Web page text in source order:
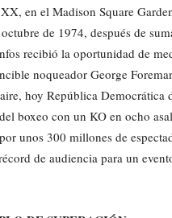
en el Madison Square
de 1974, después de
recibió la oportunidad de
noqueador George
hoy República Democrática
boxeo con un KO en ocho
unos 300 millones de
de audiencia para un